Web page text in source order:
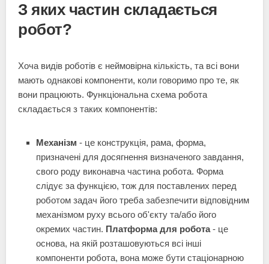
З яких частин складається
робот?
Хоча видів роботів є неймовірна кількість, та всі вони
мають однакові компоненти, коли говоримо про те, як
вони працюють. Функціональна схема робота
складається з таких компонентів:
Механізм - це конструкція, рама, форма,
призначені для досягнення визначеного завдання,
свого роду виконавча частина робота. Форма
слідує за функцією, тож для поставлених перед
роботом задач його треба забезпечити відповідним
механізмом руху всього об'єкту та/або його
окремих частин. Платформа для робота- це
основа, на якій розташовуються всі інші
компоненти робота, вона може бути стаціонарною